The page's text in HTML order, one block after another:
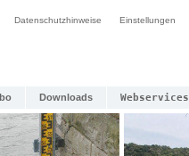
Datenschutzhinweise Einstellungen
Downloads Webservices